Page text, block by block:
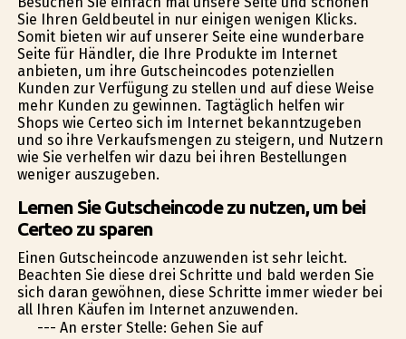
Sie Ihren Geldbeutel in nur einigen wenigen Klicks.
Somit bieten wir auf unserer Seite eine wunderbare
Seite für Händler, die Ihre Produkte im Internet
anbieten, um ihre Gutscheincodes potenziellen
Kunden zur Verfügung zu stellen und auf diese Weise
mehr Kunden zu gewinnen. Tagtäglich helfen wir
Shops wie Certeo sich im Internet bekanntzugeben
und so ihre Verkaufsmengen zu steigern, und Nutzern
wie Sie verhelfen wir dazu bei ihren Bestellungen
weniger auszugeben.
Lernen Sie Gutscheincode zu nutzen, um bei
Certeo zu sparen
Einen Gutscheincode anzuwenden ist sehr leicht.
Beachten Sie diese drei Schritte und bald werden Sie
sich daran gewöhnen, diese Schritte immer wieder bei
all Ihren Käufen im Internet anzuwenden.
--- An erster Stelle: Gehen Sie auf